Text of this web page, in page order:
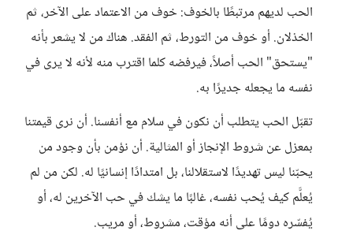
الحب لديهم مرتبطًا بالخوف: خوف من الاعتماد على الآخر، ثم
الخذلان. أو خوف من التورط، ثم الفقد. هناك من لا يشعر بأنه
"يستحق" الحب أصلاً، فيرفضه كلما اقترب منه لأنه لا يرى في
نفسه ما يجعله جديرًا به.
تقبّل الحب يتطلب أن نكون في سلام مع أنفسنا. أن نرى قيمتنا
بمعزل عن شروط الإنجاز أو المثالية. أن نؤمن بأن وجود من
يحبّنا ليس تهديدًا لاستقلالنا، بل امتدادًا إنسانيًا له. لكن من لم
يُعلَّم كيف يُحب نفسه، غالبًا ما يشك في حب الآخرين له، أو
يُفسّره دومًا على أنه مؤقت، مشروط، أو مريب.